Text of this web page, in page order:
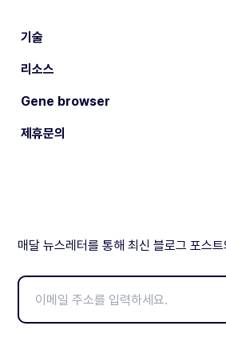
기술
리소스
Gene browser
제휴문의
매달 뉴스레터를 통해 최신 블로그 포스